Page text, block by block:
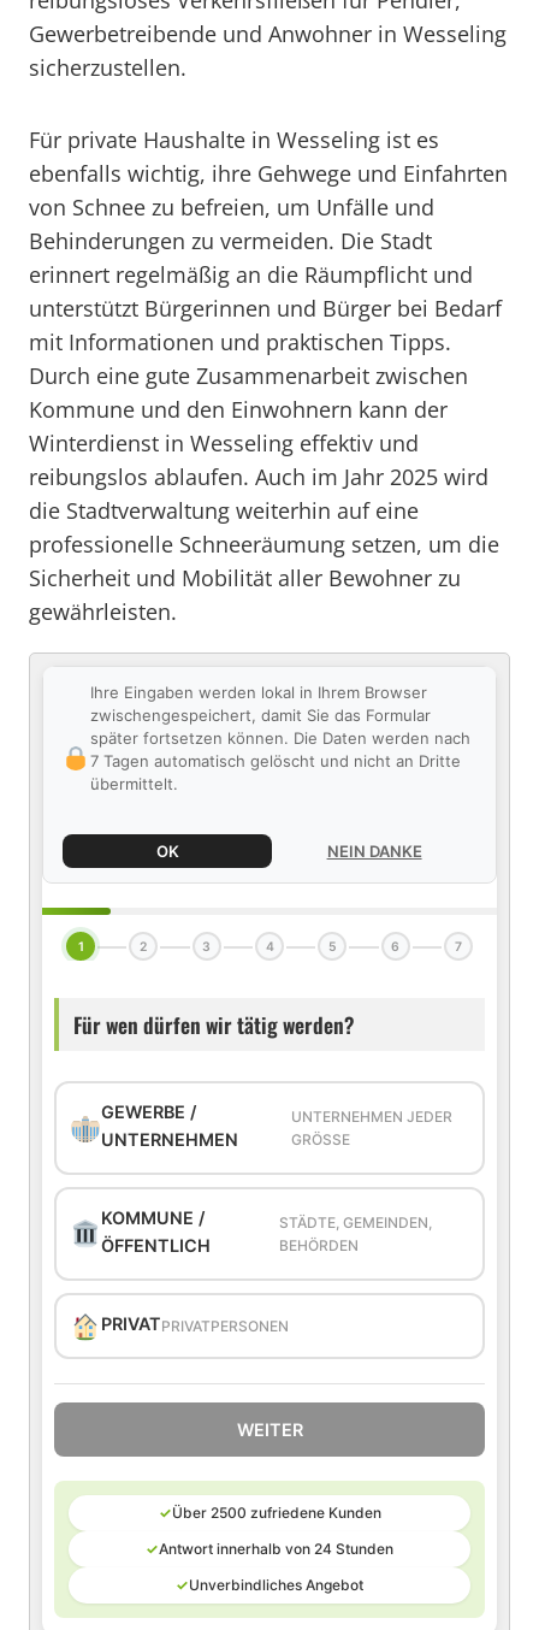
Gewerbetreibende und Anwohner in Wesseling
sicherzustellen.
Für private Haushalte in Wesseling ist es
ebenfalls wichtig, ihre Gehwege und Einfahrten
von Schnee zu befreien, um Unfälle und
Behinderungen zu vermeiden. Die Stadt
erinnert regelmäßig an die Räumpflicht und
unterstützt Bürgerinnen und Bürger bei Bedarf
mit Informationen und praktischen Tipps.
Durch eine gute Zusammenarbeit zwischen
Kommune und den Einwohnern kann der
Winterdienst in Wesseling effektiv und
reibungslos ablaufen. Auch im Jahr 2025 wird
die Stadtverwaltung weiterhin auf eine
professionelle Schneeräumung setzen, um die
Sicherheit und Mobilität aller Bewohner zu
gewährleisten.
Ihre Eingaben werden lokal in Ihrem Browser
zwischengespeichert, damit Sie das Formular
später fortsetzen können. Die Daten werden nach
7 Tagen automatisch gelöscht und nicht an Dritte
übermittelt.
OK NEIN DANKE
1 2 3 4 5 6 7
Für wen dürfen wir tätig werden?
GEWERBE /
UNTERNEHMEN
UNTERNEHMEN JEDER
GRÖSSE
KOMMUNE /
ÖFFENTLICH
STÄDTE, GEMEINDEN,
BEHÖRDEN
PRIVATPRIVATPERSONEN
WEITER
✓Über 2500 zufriedene Kunden
✓Antwort innerhalb von 24 Stunden
✓Unverbindliches Angebot